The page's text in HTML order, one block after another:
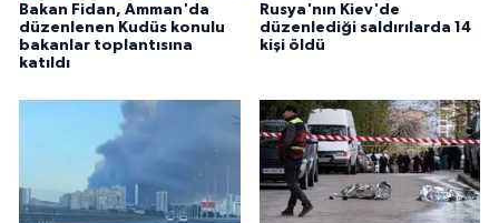
Bakan Fidan, Amman'da
düzenlenen Kudüs konulu
bakanlar toplantısına
katıldı
Rusya'nın Kiev'de
düzenlediği saldırılarda 14
kişi öldü